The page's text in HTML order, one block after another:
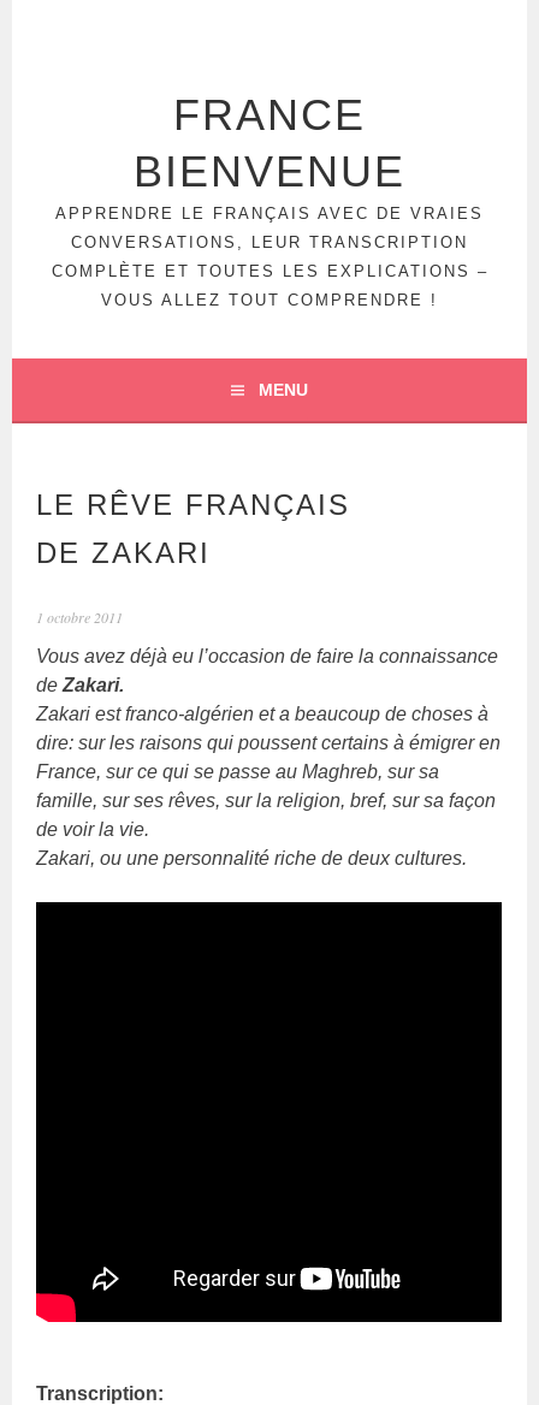
FRANCE
BIENVENUE
APPRENDRE LE FRANÇAIS AVEC DE VRAIES
CONVERSATIONS, LEUR TRANSCRIPTION
COMPLÈTE ET TOUTES LES EXPLICATIONS –
VOUS ALLEZ TOUT COMPRENDRE !
MENU
LE RÊVE FRANÇAIS
DE ZAKARI
1 octobre 2011
Vous avez déjà eu l’occasion de faire la connaissance
deZakari.
Zakari est franco-algérien et a beaucoup de choses à
dire: sur les raisons qui poussent certains à émigrer en
France, sur ce qui se passe au Maghreb, sur sa
famille, sur ses rêves, sur la religion, bref, sur sa façon
de voir la vie.
Zakari, ou une personnalité riche de deux cultures.
Transcription: